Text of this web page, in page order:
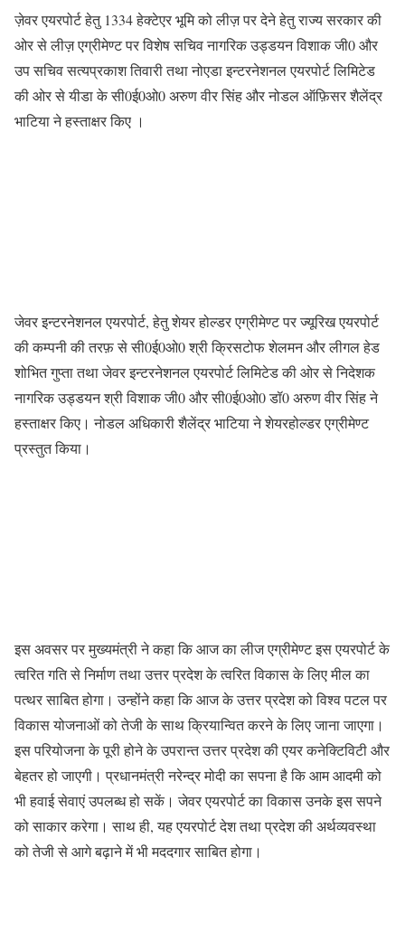
ज़ेवर एयरपोर्ट हेतु 1334 हेक्टेएर भूमि को लीज़ पर देने हेतु राज्य सरकार की
ओर से लीज़ एग्रीमेण्ट पर विशेष सचिव नागरिक उड्डयन विशाक जी0 और
उप सचिव सत्यप्रकाश तिवारी तथा नोएडा इन्टरनेशनल एयरपोर्ट लिमिटेड
की ओर से यीडा के सी0ई0ओ0 अरुण वीर सिंह और नोडल ऑफ़िसर शैलेंद्र
भाटिया ने हस्ताक्षर किए ।
जेवर इन्टरनेशनल एयरपोर्ट, हेतु शेयर होल्डर एग्रीमेण्ट पर ज्यूरिख एयरपोर्ट
की कम्पनी की तरफ़ से सी0ई0ओ0 श्री क्रिसटोफ शेलमन और लीगल हेड
शोभित गुप्ता तथा जेवर इन्टरनेशनल एयरपोर्ट लिमिटेड की ओर से निदेशक
नागरिक उड्डयन श्री विशाक जी0 और सी0ई0ओ0 डॉ0 अरुण वीर सिंह ने
हस्ताक्षर किए। नोडल अधिकारी शैलेंद्र भाटिया ने शेयरहोल्डर एग्रीमेण्ट
प्रस्तुत किया।
इस अवसर पर मुख्यमंत्री ने कहा कि आज का लीज एग्रीमेण्ट इस एयरपोर्ट के
त्वरित गति से निर्माण तथा उत्तर प्रदेश के त्वरित विकास के लिए मील का
पत्थर साबित होगा। उन्होंने कहा कि आज के उत्तर प्रदेश को विश्व पटल पर
विकास योजनाओं को तेजी के साथ क्रियान्वित करने के लिए जाना जाएगा।
इस परियोजना के पूरी होने के उपरान्त उत्तर प्रदेश की एयर कनेक्टिविटी और
बेहतर हो जाएगी। प्रधानमंत्री नरेन्द्र मोदी का सपना है कि आम आदमी को
भी हवाई सेवाएं उपलब्ध हो सकें। जेवर एयरपोर्ट का विकास उनके इस सपने
को साकार करेगा। साथ ही, यह एयरपोर्ट देश तथा प्रदेश की अर्थव्यवस्था
को तेजी से आगे बढ़ाने में भी मददगार साबित होगा।